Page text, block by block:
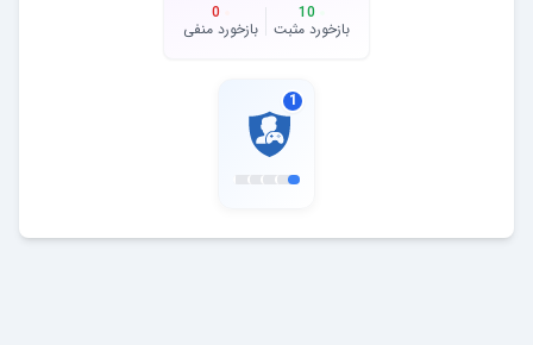
10
بازخورد مثبت
0
بازخورد منفی
1